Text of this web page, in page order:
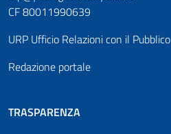
CF 80011990639
URP Ufficio Relazioni con il Pubblico
Redazione portale
TRASPARENZA